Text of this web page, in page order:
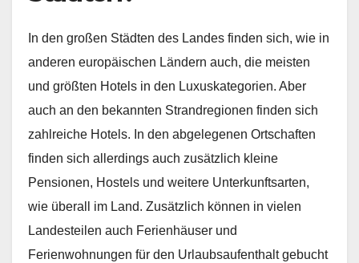
In den großen Städten des Landes finden sich, wie in
anderen europäischen Ländern auch, die meisten
und größten Hotels in den Luxuskategorien. Aber
auch an den bekannten Strandregionen finden sich
zahlreiche Hotels. In den abgelegenen Ortschaften
finden sich allerdings auch zusätzlich kleine
Pensionen, Hostels und weitere Unterkunftsarten,
wie überall im Land. Zusätzlich können in vielen
Landesteilen auch Ferienhäuser und
Ferienwohnungen für den Urlaubsaufenthalt gebucht